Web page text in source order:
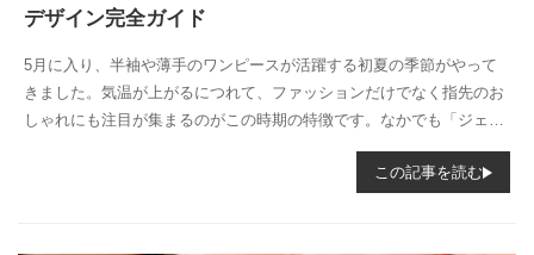
デザイン完全ガイド
5月に入り、半袖や薄手のワンピースが活躍する初夏の季節がやって
きました。気温が上がるにつれて、ファッションだけでなく指先のお
しゃれにも注目が集まるのがこの時期の特徴です。なかでも「ジェル
この記事を読む